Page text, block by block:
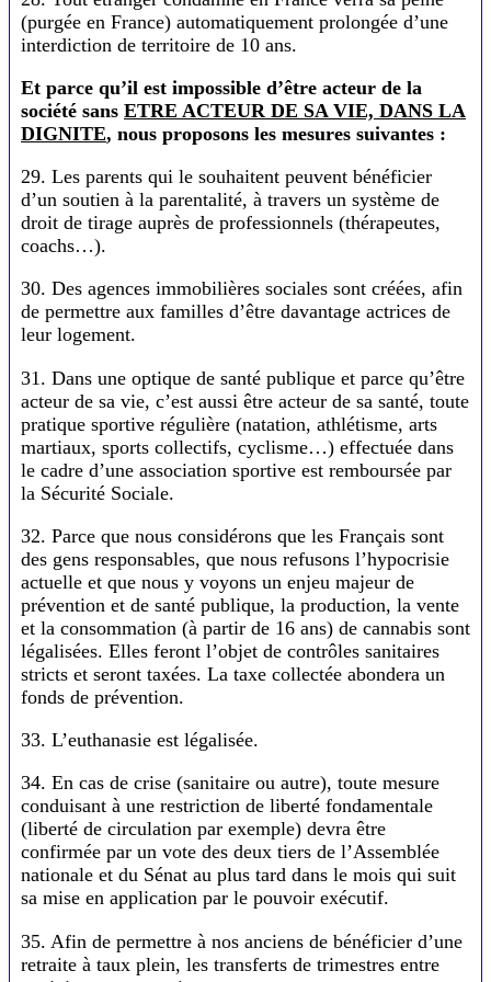
(purgée en France) automatiquement prolongée d’une
interdiction de territoire de 10 ans.
Et parce qu’il est impossible d’être acteur de la
société sans ETRE ACTEUR DE SA VIE, DANS LA
DIGNITE, nous proposons les mesures suivantes :
29. Les parents qui le souhaitent peuvent bénéficier
d’un soutien à la parentalité, à travers un système de
droit de tirage auprès de professionnels (thérapeutes,
coachs…).
30. Des agences immobilières sociales sont créées, afin
de permettre aux familles d’être davantage actrices de
leur logement.
31. Dans une optique de santé publique et parce qu’être
acteur de sa vie, c’est aussi être acteur de sa santé, toute
pratique sportive régulière (natation, athlétisme, arts
martiaux, sports collectifs, cyclisme…) effectuée dans
le cadre d’une association sportive est remboursée par
la Sécurité Sociale.
32. Parce que nous considérons que les Français sont
des gens responsables, que nous refusons l’hypocrisie
actuelle et que nous y voyons un enjeu majeur de
prévention et de santé publique, la production, la vente
et la consommation (à partir de 16 ans) de cannabis sont
légalisées. Elles feront l’objet de contrôles sanitaires
stricts et seront taxées. La taxe collectée abondera un
fonds de prévention.
33. L’euthanasie est légalisée.
34. En cas de crise (sanitaire ou autre), toute mesure
conduisant à une restriction de liberté fondamentale
(liberté de circulation par exemple) devra être
confirmée par un vote des deux tiers de l’Assemblée
nationale et du Sénat au plus tard dans le mois qui suit
sa mise en application par le pouvoir exécutif.
35. Afin de permettre à nos anciens de bénéficier d’une
retraite à taux plein, les transferts de trimestres entre